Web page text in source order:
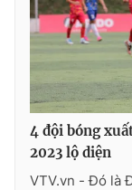
4 đội bóng
2023 lộ diện
VTV.vn - Đó là